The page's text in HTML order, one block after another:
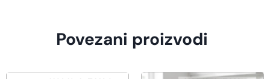
Povezani proizvodi